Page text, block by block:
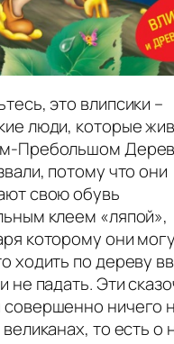
это влипсики –
люди, которые
Пребольшом
потому что они
свою обувь
клеем «ляпой»,
которому они
ходить по дереву
не падать. Эти
ничего
то есть о